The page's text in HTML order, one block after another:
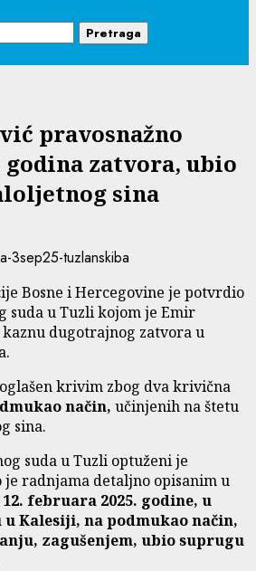
pravosnažno
godina zatvora, ubio
sina
Bosne i Hercegovine je potvrdio
suda u Tuzli kojom je Emir
kaznu dugotrajnog zatvora u
krivim zbog dva krivična
način, učinjenih na štetu
sina.
suda u Tuzli optuženi je
radnjama detaljno opisanim u
12. februara 2025. godine, u
Kalesiji, na podmukao način,
zagušenjem, ubio suprugu